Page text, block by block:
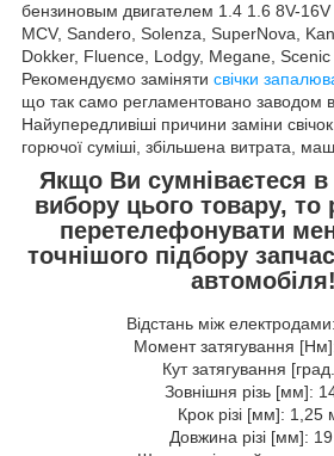
бензиновым двигателем 1.4 1.6 8V-
MCV, Sandero, Solenza, SuperNova,
Dokker, Fluence, Lodgy, Megane, Scenic
Рекомендуємо заміняти свічки
що так само регламентовано заводом
Найупередливіші причини заміни
горючої суміші, збільшена витрата,
Якщо Ви сумніваєтеся в
вибору цього товару,
перетелефонувати
точнішого підбору
Відстань між
Момент затягування
Кут затягування
Зовнішня різь [мм]:
Крок різі [мм]: 1,25
Довжина різі [мм]: